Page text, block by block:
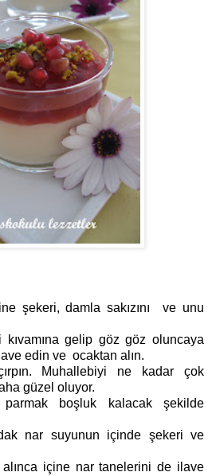
şekeri, damla sakızını ve unu
kıvamına gelip göz göz oluncaya
edin ve ocaktan alın.
Muhallebiyi ne kadar çok
güzel oluyor.
boşluk kalacak şekilde
nar suyunun içinde şekeri ve
içine nar tanelerini de ilave